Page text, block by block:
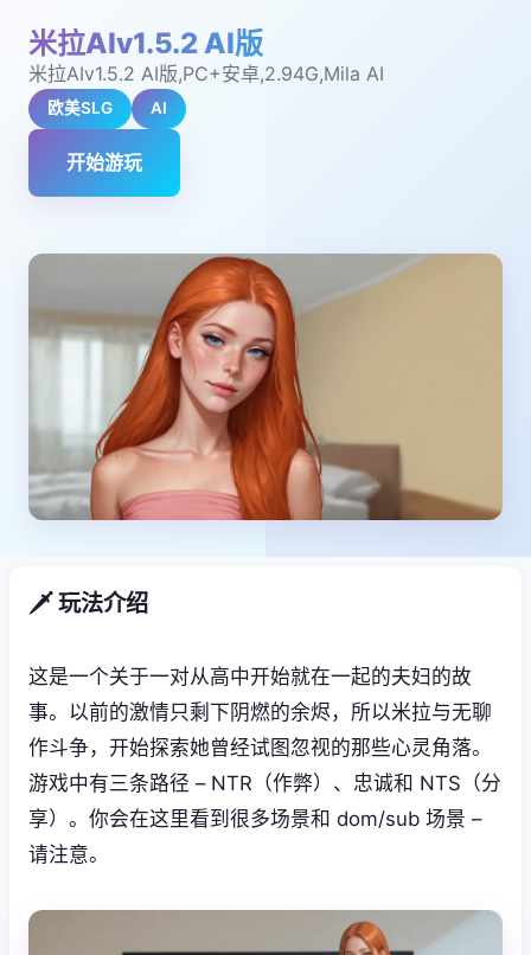
米拉AIv1.5.2 AI版
米拉AIv1.5.2 AI版,PC+安卓,2.94G,Mila AI
欧美SLG AI
开始游玩
🗡️ 玩法介绍
这是一个关于一对从高中开始就在一起的夫妇的故
事。以前的激情只剩下阴燃的余烬，所以米拉与无聊
作斗争，开始探索她曾经试图忽视的那些心灵角落。
游戏中有三条路径 – NTR（作弊）、忠诚和 NTS（分
享）。你会在这里看到很多场景和 dom/sub 场景 –
请注意。